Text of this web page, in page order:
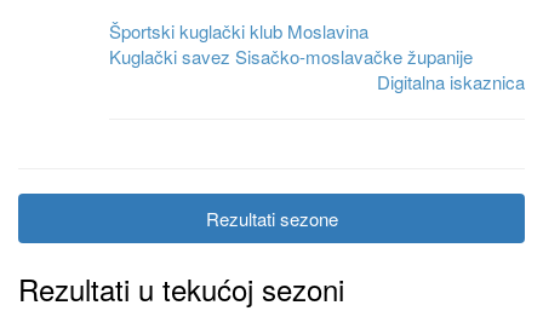
Športski kuglački klub Moslavina
Kuglački savez Sisačko-moslavačke županije
Digitalna iskaznica
Rezultati sezone
Rezultati u tekućoj sezoni